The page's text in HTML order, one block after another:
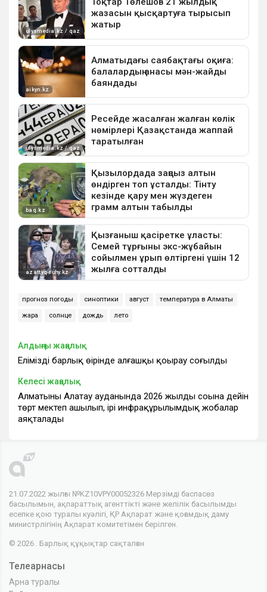
прогноз погоды синоптики август температура в Алматы
жара солнце дождь лето
Алдыңғы жаңалық
Еліміздің барлық өңірінде алғашқы қоңырау соғылды
Келесі жаңалық
Алматының Алатау ауданында 2026 жылдың соңына дейін
төрт мектеп ашылып, ірі инфрақұрылымдық жобалар
аяқталады
21.07.2022 жылғы №KZ10VPY00052326 Мерзімді баспасөз
басылымын, ақпараттық агенттікті және желілік басылымды
есепке қою туралы куәлігі, ҚР Ақпарат және қоғамдық даму
министрлігінің Ақпарат комитетімен берілген.
© 2026 . Барлық құқықтар сақталған
Телеарнасы
Арна туралы